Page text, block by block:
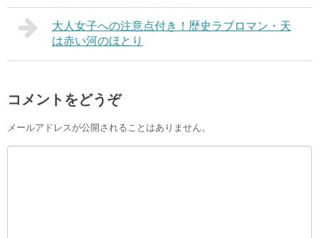
大人女子への注意点付き！歴史ラブロマン・天
は赤い河のほとり
コメントをどうぞ
メールアドレスが公開されることはありません。